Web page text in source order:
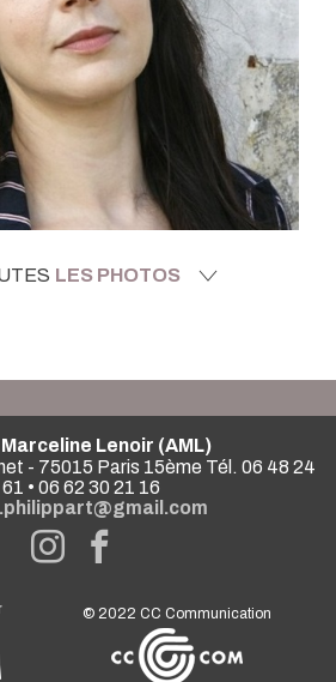
LES PHOTOS
Lenoir (AML)
- 75015 Paris 15ème Tél. 06 48 24
• 06 62 30 21 16
© 2022CC Communication